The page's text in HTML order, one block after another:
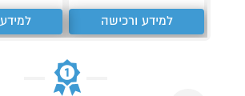
למידע ורכישה